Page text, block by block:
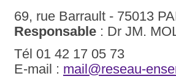
69, rue Barrault - 75013
Responsable : Dr JM.
Tél 01 42 17 05 73
E-mail : mail@reseau-